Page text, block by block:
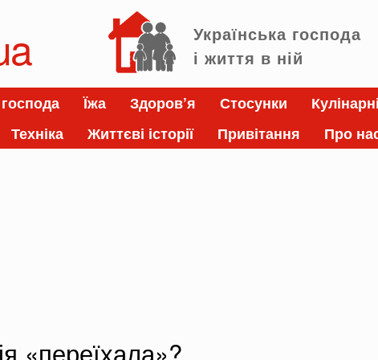
Українська господа
і життя в ній
Їжа Здоров’я Стосунки
Техніка Життєві історії Привітання Про
«переїхала»?